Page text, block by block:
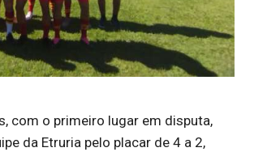
com o primeiro lugar em disputa,
da Etruria pelo placar de 4 a 2,